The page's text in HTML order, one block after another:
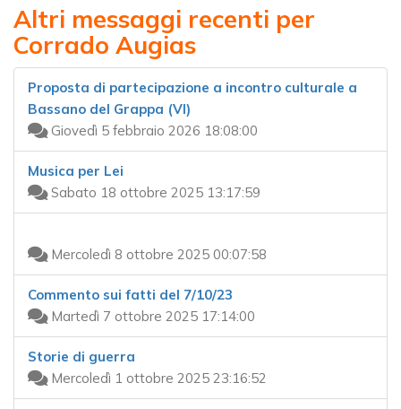
Altri messaggi recenti per
Corrado Augias
Proposta di partecipazione a incontro culturale a
Bassano del Grappa (VI)
Giovedì 5 febbraio 2026 18:08:00
Musica per Lei
Sabato 18 ottobre 2025 13:17:59
Mercoledì 8 ottobre 2025 00:07:58
Commento sui fatti del 7/10/23
Martedì 7 ottobre 2025 17:14:00
Storie di guerra
Mercoledì 1 ottobre 2025 23:16:52